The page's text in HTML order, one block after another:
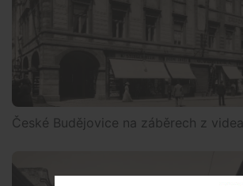
České Budějovice na záběrech z videa